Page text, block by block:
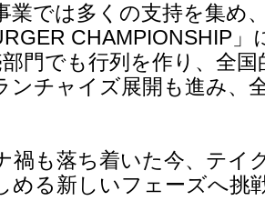
業では多くの支持を集め
CHAMPIONSHIP」
門でも行列を作り、全
ンチャイズ展開も進み、
禍も落ち着いた今、テイ
める新しいフェーズへ挑